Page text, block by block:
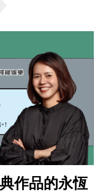
作品的永恆